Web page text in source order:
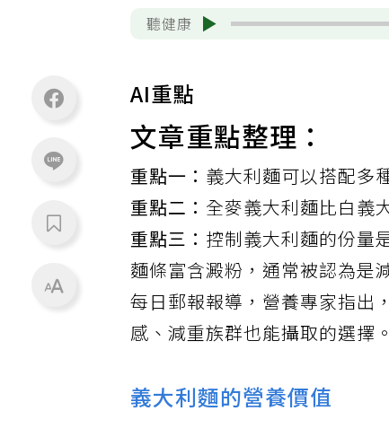
聽健康
AI重點
文章重點整理：
重點一： 義大利麵可以搭配多
重點二： 全麥義大利麵比白義
重點三： 控制義大利麵的份量
麵條富含澱粉，通常被認為是
每日郵報報導 ，營養專家指出
感、減重族群也能攝取的選擇。
義大利麵的營養價值